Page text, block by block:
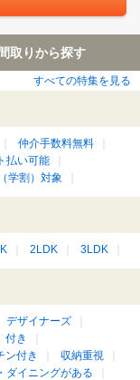
取りから探す
すべての特集を見る
仲介手数料無料
払い可能
学割）対象
2LDK 3LDK
デザイナーズ
付き
ン付き
収納重視
ダイニングがある